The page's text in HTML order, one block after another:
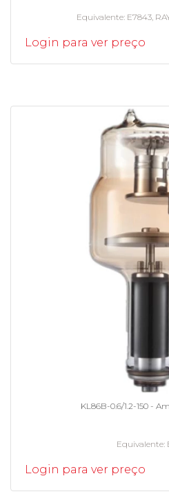
Equivalente E7843,
Login para ver preço
KL86B-0.6/1.2-150 -
Equivalente
Login para ver preço